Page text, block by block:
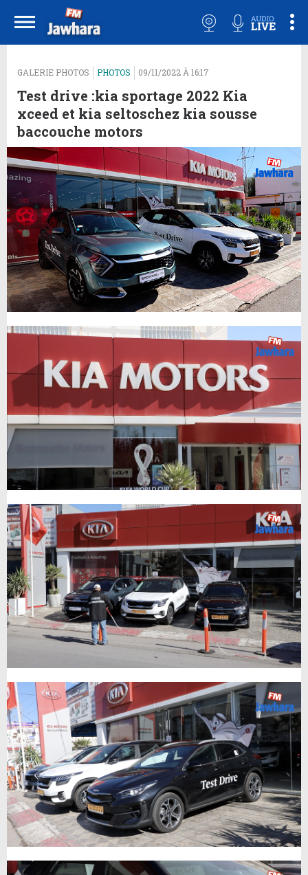
GALERIE PHOTOS PHOTOS 09/11/2022 À 16:17
Test drive :kia sportage 2022 Kia
xceed et kia seltoschez kia sousse
baccouche motors